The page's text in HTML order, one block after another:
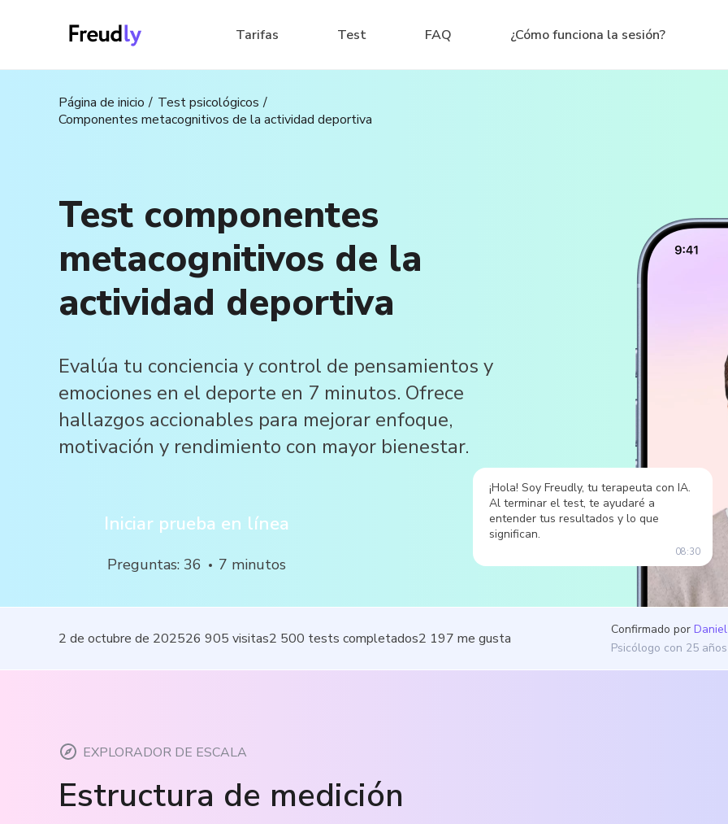
Tarifas Test FAQ ¿Cómo funciona la sesión?
Página de inicio
Test psicológicos
Componentes metacognitivos de la actividad deportiva
Test componentes
metacognitivos de la
actividad deportiva
Evalúa tu conciencia y control de pensamientos y
emociones en el deporte en 7 minutos. Ofrece
hallazgos accionables para mejorar enfoque,
motivación y rendimiento con mayor bienestar.
Iniciar prueba en línea
Preguntas: 36 7 minutos
¡Hola! Soy Freudly, tu terapeuta con IA.
Al terminar el test, te ayudaré a
entender tus resultados y lo que
significan.
08:30
2 de octubre de 202526 905 visitas2 500 tests completados2 197 me gusta
Confirmado por
Psicólogo con 25
EXPLORADOR DE ESCALA
Estructura de medición